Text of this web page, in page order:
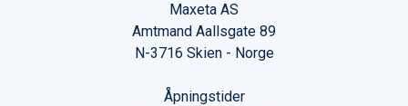
Maxeta AS
Amtmand Aallsgate 89
N-3716 Skien - Norge
Åpningstider